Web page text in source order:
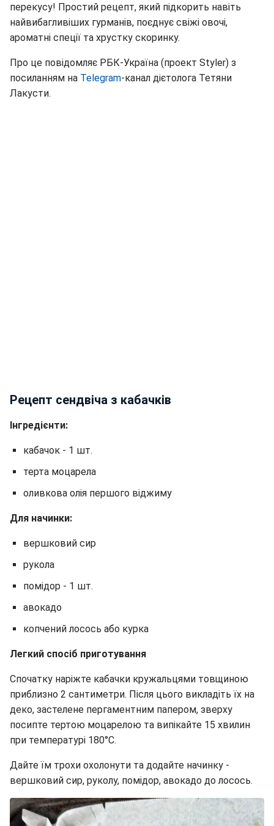
перекусу! Простий рецепт, який підкорить навіть
найвибагливіших гурманів, поєднує свіжі овочі,
ароматні спеції та хрустку скоринку.
Про це повідомляє РБК-Україна (проект Styler) з
посиланням на Telegram-канал дієтолога Тетяни
Лакусти.
Рецепт сендвіча з кабачків
Інгредієнти:
кабачок - 1 шт.
терта моцарела
оливкова олія першого віджиму
Для начинки:
вершковий сир
рукола
помідор - 1 шт.
авокадо
копчений лосось або курка
Легкий спосіб приготування
Спочатку наріжте кабачки кружальцями товщиною
приблизно 2 сантиметри. Після цього викладіть їх на
деко, застелене пергаментним папером, зверху
посипте тертою моцарелою та випікайте 15 хвилин
при температурі 180°C.
Дайте їм трохи охолонути та додайте начинку -
вершковий сир, руколу, помідор, авокадо до лосось.